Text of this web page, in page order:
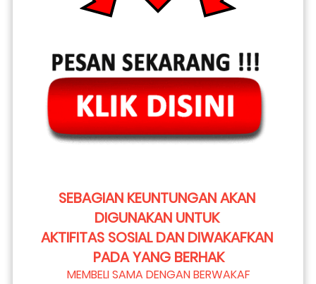
SEBAGIAN KEUNTUNGAN AKAN
DIGUNAKAN UNTUK
AKTIFITAS SOSIAL DAN DIWAKAFKAN
PADA YANG BERHAK
MEMBELI SAMA DENGAN BERWAKAF